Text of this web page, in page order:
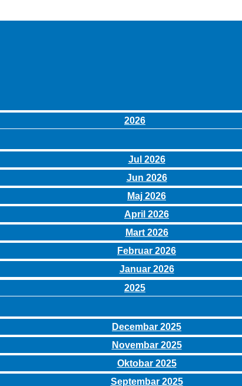
2026
Jul 2026
Jun 2026
Maj 2026
April 2026
Mart 2026
Februar 2026
Januar 2026
2025
Decembar 2025
Novembar 2025
Oktobar 2025
Septembar 2025